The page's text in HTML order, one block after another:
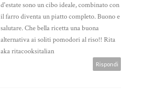
d'estate sono un cibo ideale, combinato con
il farro diventa un piatto completo. Buono e
salutare. Che bella ricetta una buona
alternativa ai soliti pomodori al riso!! Rita
aka ritacooksitalian
Rispondi